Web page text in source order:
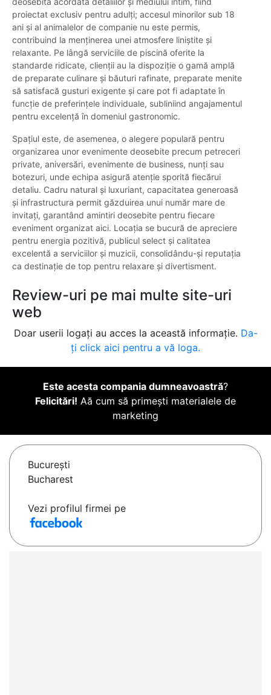
proiectat exclusiv pentru adulți; accesul minorilor sub 18
ani și al animalelor de companie nu este permis,
contribuind la menținerea unei atmosfere liniștite și
relaxante. Pe lângă serviciile de piscină oferite la
standarde ridicate, clienții au la dispoziție o gamă amplă
de preparate culinare și băuturi rafinate, preparate menite
să satisfacă gusturi exigente și care pot fi adaptate în
funcție de preferințele individuale, subliniind angajamentul
pentru excelență în domeniul gastronomic.
Spațiul este, de asemenea, o alegere populară pentru
organizarea unor evenimente deosebite precum petreceri
private, aniversări, evenimente de business, nunți sau
botezuri, unde echipa asigură atenție sporită fiecărui
detaliu. Cadru natural și luxuriant, capacitatea generoasă
și infrastructura permit găzduirea unui număr mare de
invitați, garantând amintiri deosebite pentru fiecare
eveniment organizat aici. Locația se bucură de apreciere
pentru energia pozitivă, publicul select și calitatea
excelentă a serviciilor și muzicii, consolidându-și reputația
ca destinație de top pentru relaxare și divertisment.
Review-uri pe mai multe site-uri
web
Doar userii logați au acces la această informație. Da-
ți click aici pentru a vă loga.
Este acesta compania dumneavoastră?
Felicitări! Aă cum să primești materialele de
marketing
Bucureşti
Bucharest
Vezi profilul firmei pe